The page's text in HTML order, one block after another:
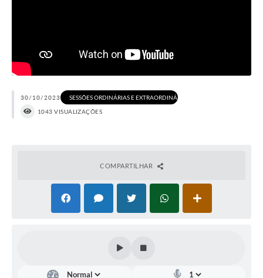
30/10/2023
SESSÕES ORDINÁRIAS E EXTRAORDINÁRIAS DE 2023
1043 VISUALIZAÇÕES
COMPARTILHAR